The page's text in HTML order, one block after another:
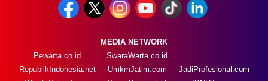
MEDIA NETWORK
Pewarta.co.id
RepublikIndonesia.net
SwaraWarta.co.id
UmkmJatim.com
JadiProfesional.com